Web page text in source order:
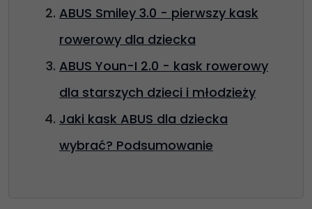
ABUS Smiley 3.0 - pierwszy kask
rowerowy dla dziecka
ABUS Youn-I 2.0 - kask rowerowy
dla starszych dzieci i młodzieży
Jaki kask ABUS dla dziecka
wybrać? Podsumowanie